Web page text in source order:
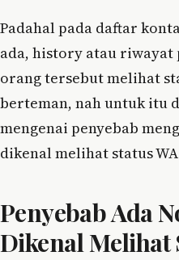
Padahal pada daftar
ada, history atau riwayat
orang tersebut melihat
berteman, nah untuk itu
mengenai penyebab
dikenal melihat status
Penyebab Ada
Dikenal Melihat